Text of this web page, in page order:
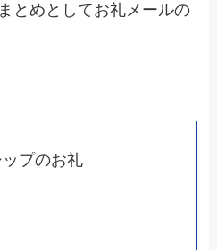
とめとしてお礼メールの
プのお礼